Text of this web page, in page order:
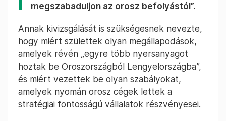
megszabaduljon az orosz befolyástól”.
Annak kivizsgálását is szükségesnek nevezte,
hogy miért születtek olyan megállapodások,
amelyek révén „egyre több nyersanyagot
hoztak be Oroszországból Lengyelországba”,
és miért vezettek be olyan szabályokat,
amelyek nyomán orosz cégek lettek a
stratégiai fontosságú vállalatok részvényesei.